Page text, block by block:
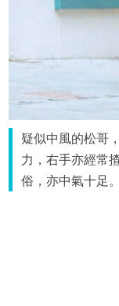
疑似中風的松哥
力，右手亦經常
俗，亦中氣十足。